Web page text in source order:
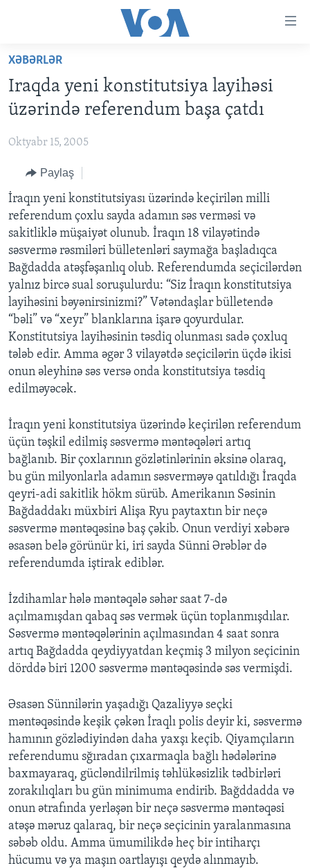
Skip
main
content
to
Navigation
Skip
to
Search
ANA SƏHİFƏ
PROQRAMLAR
DÜNYAYA BAXIŞ
FAKTLAR NƏ DEYIR?
DÜNYA
UKRAYNA BÖHRANI
İSRAIL-HƏMAS MÜNAQIŞƏSI
ABŞ
ABŞ SEÇKILƏRI 2024
İRAN AZƏRBAYCANI
VIDEOLAR
MEDIA AZADLIĞI
BAŞ MƏQALƏ
LEARNING ENGLISH
BIZI IZLƏYIN
XƏBƏRLƏR
Iraqda yeni konstitutsiya layihəsi
üzərində referendum başa çatdı
Oktyabr 15, 2005
Paylaş
İraqın yeni konstitutsiyası üzərində keçirilən milli
referendum çoxlu sayda adamın səs verməsi və
sakitliklə müşaiyət olunub. İraqın 18 vilayətində
səsvermə rəsmiləri bülletenləri saymağa başladıqca
Bağdadda atəşfəşanlıq olub. Referendumda seçicilərdən
yalnız bircə sual soruşulurdu: “Siz İraqın konstitutsiya
layihəsini bəyənirsinizmi?” Vətəndaşlar bülletendə
“bəli” və “xeyr” blanklarına işarə qoyurdular.
Konstitutsiya layihəsinin təsdiq olunması sadə çoxluq
tələb edir. Amma əgər 3 vilayətdə seçicilərin üçdə ikisi
onun əleyhinə səs versə onda konstitutsiya təsdiq
edilməyəcək.
İraqın yeni konstitutsiya üzərində keçirilən referendum
üçün təşkil edilmiş səsvermə məntəqələri artıq
bağlanıb. Bir çoxlarının gözlətinlərinin əksinə olaraq,
bu gün milyonlarla adamın səsverməyə qatıldığı İraqda
qeyri-adi sakitlik hökm sürüb. Amerikanın Səsinin
Bağdaddakı müxbiri Alişa Ryu paytaxtın bir neçə
səsvermə məntəqəsinə baş çəkib. Onun verdiyi xəbərə
əsasən belə görünür ki, iri sayda Sünni Ərəblər də
referendumda iştirak ediblər.
İzdihamlar hələ məntəqələ səhər saat 7-də
açılmamışdan qabaq səs vermək üçün toplanmışdılar.
Səsvermə məntəqələrinin açılmasından 4 saat sonra
artıq Bağdadda qeydiyyatdan keçmiş 3 milyon seçicinin
dörddə biri 1200 səsvermə məntəqəsində səs vermişdi.
Əsasən Sünnilərin yaşadığı Qazaliyyə seçki
məntəqəsində keşik çəkən İraqlı polis deyir ki, səsvermə
hamının gözlədiyindən daha yaxşı keçib. Qiyamçıların
referendumu sğıradan çıxarmaqla bağlı hədələrinə
baxmayaraq, gücləndilrilmiş təhlükəsizlik tədbirləri
zorakılıqları bu gün minimuma endirib. Bağddadda və
onun ətrafında yerləşən bir neçə səsvermə məntəqəsi
atəşə məruz qalaraq, bir neçə seçicinin yaralanmasına
səbəb oldu. Amma ümumilikdə heç bir intiharçı
hücumu və ya maşın oartlayışı qeydə alınmayıb.